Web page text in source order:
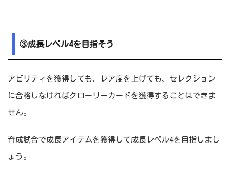
③成長レベル4を目指そう
アビリティを獲得しても、レア度を上げても、セレクション
に合格しなければグローリーカードを獲得することはできま
せん。
育成試合で成長アイテムを獲得して成長レベル4を目指しまし
ょう。